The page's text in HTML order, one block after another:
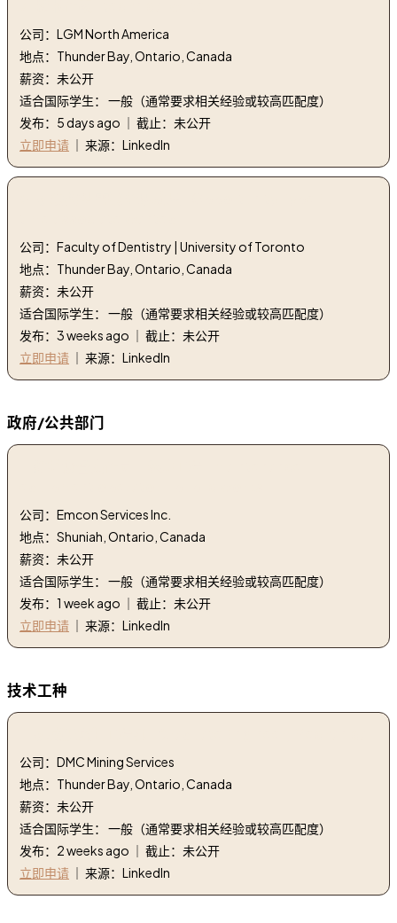
公司：LGM North America
地点：Thunder Bay, Ontario, Canada
薪资：未公开
适合国际学生： 一般（通常要求相关经验或较高匹配度）
发布：5 days ago ｜ 截止：未公开
立即申请 ｜ 来源：LinkedIn
公司：Faculty of Dentistry | University of Toronto
地点：Thunder Bay, Ontario, Canada
薪资：未公开
适合国际学生： 一般（通常要求相关经验或较高匹配度）
发布：3 weeks ago ｜ 截止：未公开
立即申请 ｜ 来源：LinkedIn
政府/公共部门
公司：Emcon Services Inc.
地点：Shuniah, Ontario, Canada
薪资：未公开
适合国际学生： 一般（通常要求相关经验或较高匹配度）
发布：1 week ago ｜ 截止：未公开
立即申请 ｜ 来源：LinkedIn
技术工种
公司：DMC Mining Services
地点：Thunder Bay, Ontario, Canada
薪资：未公开
适合国际学生： 一般（通常要求相关经验或较高匹配度）
发布：2 weeks ago ｜ 截止：未公开
立即申请 ｜ 来源：LinkedIn